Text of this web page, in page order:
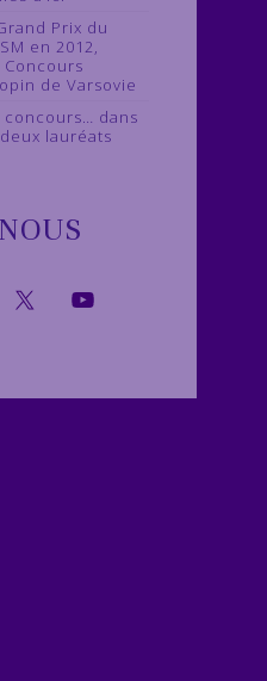
Prix du
en 2012,
de Varsovie
concours… dans
lauréats